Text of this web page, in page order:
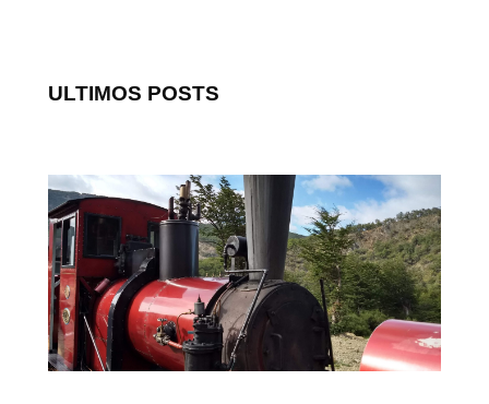
ULTIMOS POSTS